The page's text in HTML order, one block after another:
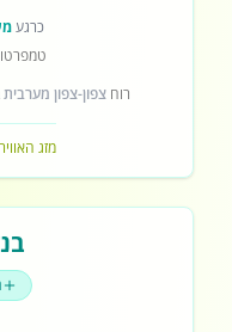
כרגע
רוח צפון-צפון מערבית
מזג